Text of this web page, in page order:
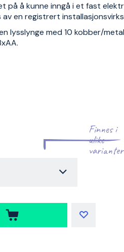
på å kunne inngå i et fast
av en registrert
lysslynge med 10 kobber/
Finnes i
ulike
varianter